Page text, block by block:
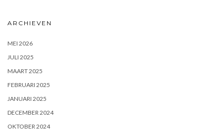
ARCHIEVEN
MEI 2026
JULI 2025
MAART 2025
FEBRUARI 2025
JANUARI 2025
DECEMBER 2024
OKTOBER 2024